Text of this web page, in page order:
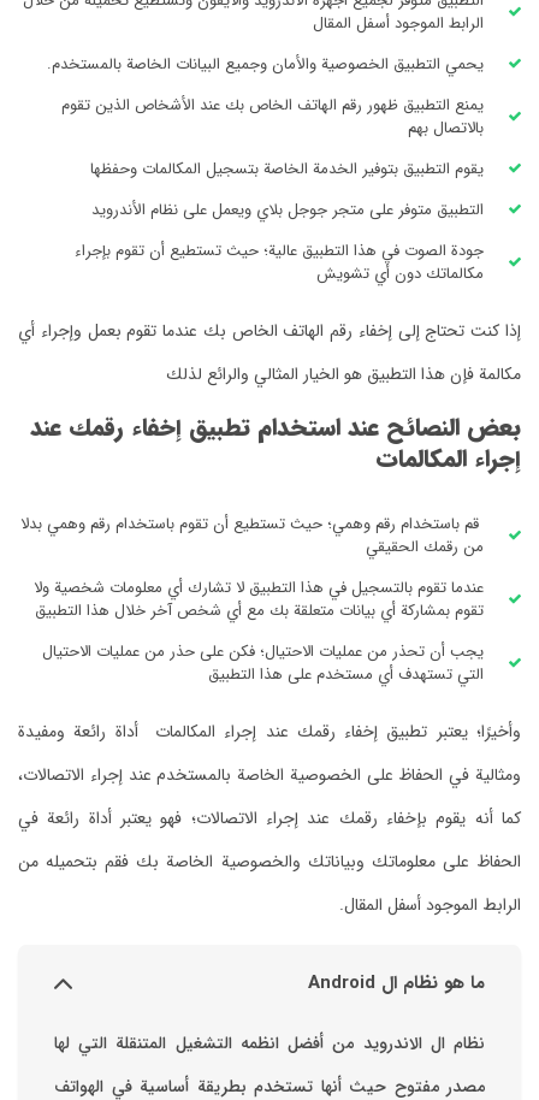
الرابط الموجود أسفل المقال
يحمي التطبيق الخصوصية والأمان وجميع البيانات الخاصة بالمستخدم.
يمنع التطبيق ظهور رقم الهاتف الخاص بك عند الأشخاص الذين تقوم
بالاتصال بهم
يقوم التطبيق بتوفير الخدمة الخاصة بتسجيل المكالمات وحفظها
التطبيق متوفر على متجر جوجل بلاي ويعمل على نظام الأندرويد
جودة الصوت في هذا التطبيق عالية؛ حيث تستطيع أن تقوم بإجراء
مكالماتك دون أي تشويش
إذا كنت تحتاج إلى إخفاء رقم الهاتف الخاص بك عندما تقوم بعمل وإجراء أي
مكالمة فإن هذا التطبيق هو الخيار المثالي والرائع لذلك
بعض النصائح عند استخدام تطبيق إخفاء رقمك عند
إجراء المكالمات
قم باستخدام رقم وهمي؛ حيث تستطيع أن تقوم باستخدام رقم وهمي بدلا
من رقمك الحقيقي
عندما تقوم بالتسجيل في هذا التطبيق لا تشارك أي معلومات شخصية ولا
تقوم بمشاركة أي بيانات متعلقة بك مع أي شخص آخر خلال هذا التطبيق
يجب أن تحذر من عمليات الاحتيال؛ فكن على حذر من عمليات الاحتيال
التي تستهدف أي مستخدم على هذا التطبيق
وأخيرًا؛ يعتبر تطبيق إخفاء رقمك عند إجراء المكالمات أداة رائعة ومفيدة
ومثالية في الحفاظ على الخصوصية الخاصة بالمستخدم عند إجراء الاتصالات،
كما أنه يقوم بإخفاء رقمك عند إجراء الاتصالات؛ فهو يعتبر أداة رائعة في
الحفاظ على معلوماتك وبياناتك والخصوصية الخاصة بك فقم بتحميله من
الرابط الموجود أسفل المقال.
ما هو نظام ال Android
نظام ال الاندرويد من أفضل انظمه التشغيل المتنقلة التي لها
مصدر مفتوح حيث أنها تستخدم بطريقة أساسية في الهواتف